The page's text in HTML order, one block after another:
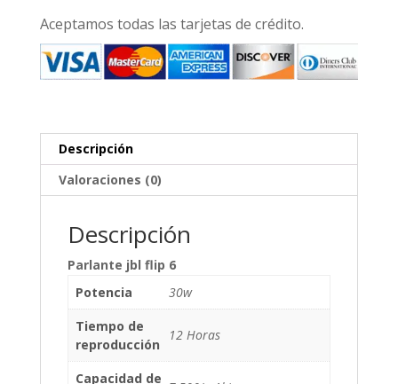
Aceptamos todas las tarjetas de crédito.
Descripción
Valoraciones (0)
Descripción
Parlante jbl flip 6
Potencia
30w
Tiempo de
reproducción
12 Horas
Capacidad de